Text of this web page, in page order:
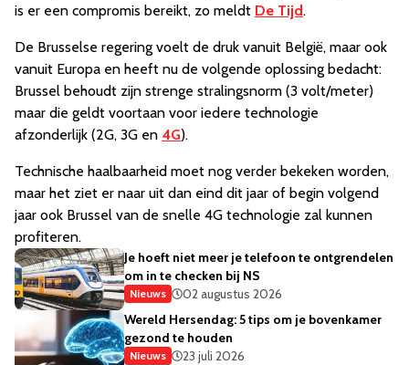
is er een compromis bereikt, zo meldt De Tijd.
De Brusselse regering voelt de druk vanuit België, maar ook
vanuit Europa en heeft nu de volgende oplossing bedacht:
Brussel behoudt zijn strenge stralingsnorm (3 volt/meter)
maar die geldt voortaan voor iedere technologie
afzonderlijk (2G, 3G en 4G).
Technische haalbaarheid moet nog verder bekeken worden,
maar het ziet er naar uit dan eind dit jaar of begin volgend
jaar ook Brussel van de snelle 4G technologie zal kunnen
profiteren.
Je hoeft niet meer je telefoon te ontgrendelen
om in te checken bij NS
Nieuws
02 augustus 2026
Wereld Hersendag: 5 tips om je bovenkamer
gezond te houden
Nieuws
23 juli 2026